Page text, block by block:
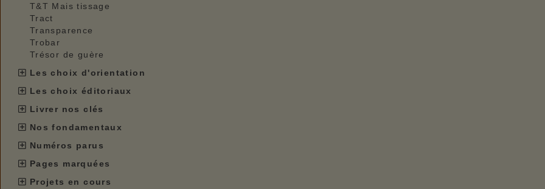
T&T Mais tissage
Tract
Transparence
Trobar
Trésor de guère
Les choix d'orientation
Les choix éditoriaux
Livrer nos clés
Nos fondamentaux
Numéros parus
Pages marquées
Projets en cours